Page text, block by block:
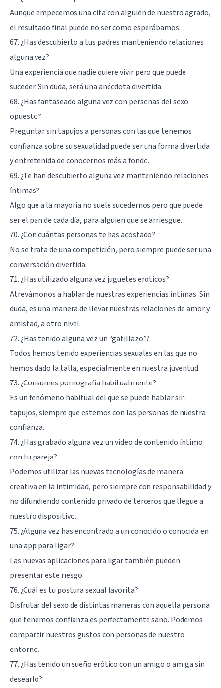
Aunque empecemos una cita con alguien de nuestro agrado,
el resultado final puede no ser como esperábamos.
67. ¿Has descubierto a tus padres manteniendo relaciones
alguna vez?
Una experiencia que nadie quiere vivir pero que puede
suceder. Sin duda, será una anécdota divertida.
68. ¿Has fantaseado alguna vez con personas del sexo
opuesto?
Preguntar sin tapujos a personas con las que tenemos
confianza sobre su sexualidad puede ser una forma divertida
y entretenida de conocernos más a fondo.
69. ¿Te han descubierto alguna vez manteniendo relaciones
íntimas?
Algo que a la mayoría no suele sucedernos pero que puede
ser el pan de cada día, para alguien que se arriesgue.
70. ¿Con cuántas personas te has acostado?
No se trata de una competición, pero siempre puede ser una
conversación divertida.
71. ¿Has utilizado alguna vez juguetes eróticos?
Atrevámonos a hablar de nuestras experiencias íntimas. Sin
duda, es una manera de llevar nuestras relaciones de amor y
amistad, a otro nivel.
72. ¿Has tenido alguna vez un “gatillazo”?
Todos hemos tenido experiencias sexuales en las que no
hemos dado la talla, especialmente en nuestra juventud.
73. ¿Consumes pornografía habitualmente?
Es un fenómeno habitual del que se puede hablar sin
tapujos, siempre que estemos con las personas de nuestra
confianza.
74. ¿Has grabado alguna vez un vídeo de contenido íntimo
con tu pareja?
Podemos utilizar las nuevas tecnologías de manera
creativa en la intimidad, pero siempre con responsabilidad y
no difundiendo contenido privado de terceros que llegue a
nuestro dispositivo.
75. ¿Alguna vez has encontrado a un conocido o conocida en
una app para ligar?
Las nuevas aplicaciones para ligar también pueden
presentar este riesgo.
76. ¿Cuál es tu postura sexual favorita?
Disfrutar del sexo de distintas maneras con aquella persona
que tenemos confianza es perfectamente sano. Podemos
compartir nuestros gustos con personas de nuestro
entorno.
77. ¿Has tenido un sueño erótico con un amigo o amiga sin
desearlo?